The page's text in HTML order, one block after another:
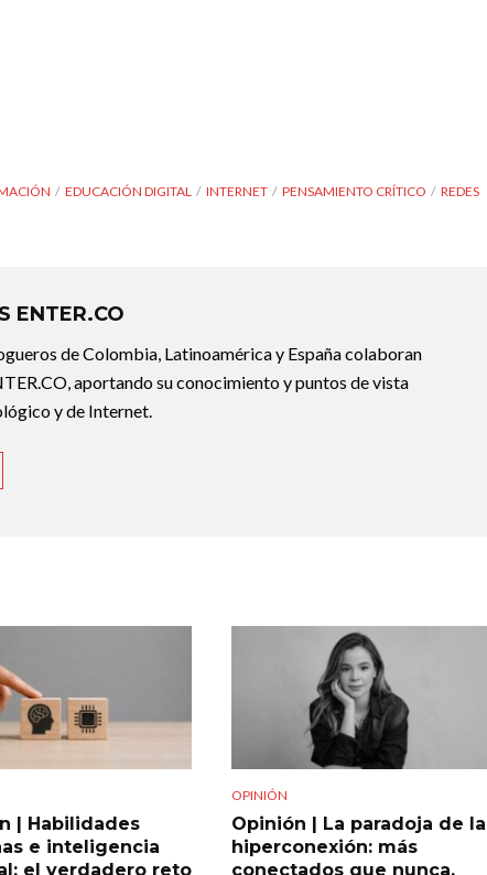
EDUCACIÓN DIGITAL INTERNET PENSAMIENTO CRÍTICO
REDES
ENTER.CO
de Colombia, Latinoamérica y España colaboran
aportando su conocimiento y puntos de vista
y de Internet.
| Habilidades
e inteligencia
el verdadero reto
OPINIÓN
Opinión | La paradoja de la
hiperconexión: más
conectados que nunca,